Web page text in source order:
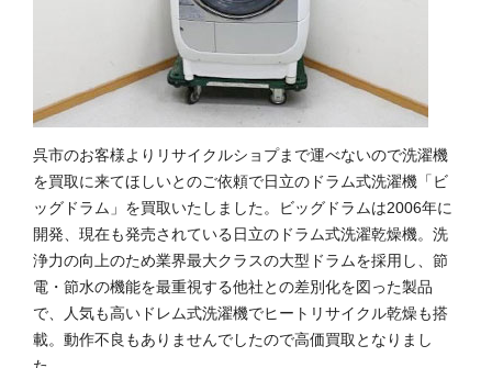
呉市のお客様よりリサイクルショプまで運べないので洗濯機
を買取に来てほしいとのご依頼で日立のドラム式洗濯機「ビ
ッグドラム」を買取いたしました。ビッグドラムは2006年に
開発、現在も発売されている日立のドラム式洗濯乾燥機。洗
浄力の向上のため業界最大クラスの大型ドラムを採用し、節
電・節水の機能を最重視する他社との差別化を図った製品
で、人気も高いドレム式洗濯機でヒートリサイクル乾燥も搭
載。動作不良もありませんでしたので高価買取となりまし